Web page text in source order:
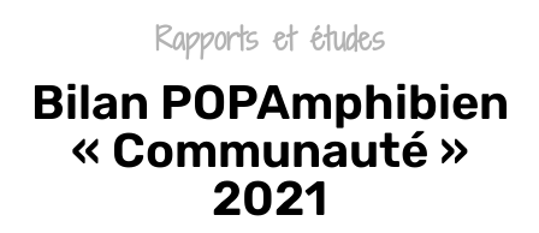
Rapports et études
Bilan POPAmphibien
« Communauté »
2021